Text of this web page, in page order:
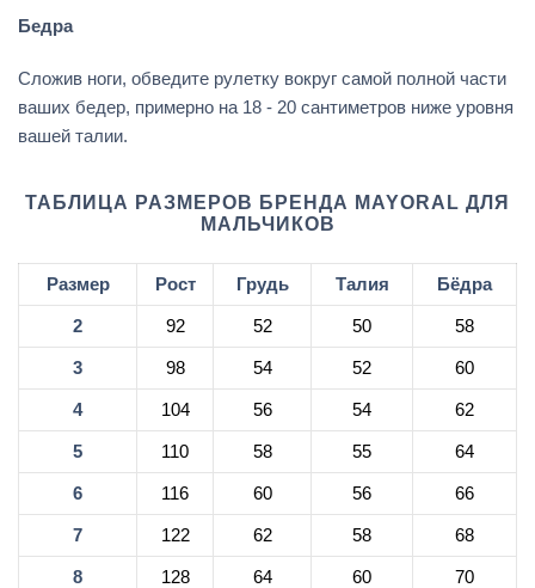
Бедра
Сложив ноги, обведите рулетку вокруг самой полной части
ваших бедер, примерно на 18 - 20 сантиметров ниже уровня
вашей талии.
ТАБЛИЦА РАЗМЕРОВ БРЕНДА MAYORAL ДЛЯ
МАЛЬЧИКОВ
Размер Рост Грудь Талия Бёдра
2 92 52 50 58
3 98 54 52 60
4 104 56 54 62
5 110 58 55 64
6 116 60 56 66
7 122 62 58 68
8 128 64 60 70